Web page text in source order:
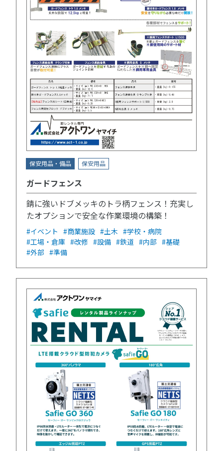
保安用品・備品 保安用品
ガードフェンス
錆に強いドブメッキのトラ柄フェンス！充実し
たオプションで安全な作業環境の構築！
#イベント #商業施設 #土木 #学校・病院
#工場・倉庫 #改修 #設備 #鉄道 #内部 #基礎
#外部 #準備